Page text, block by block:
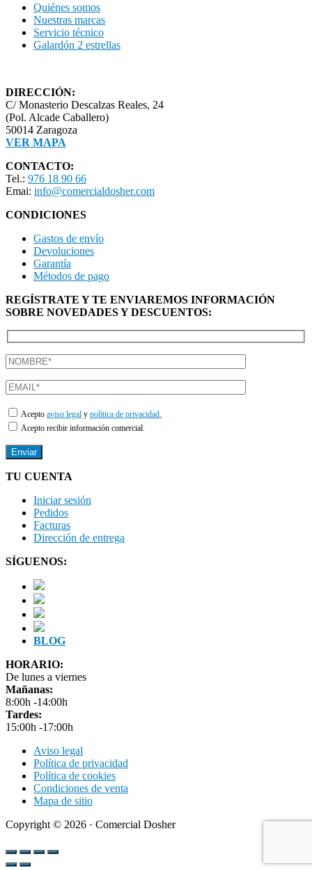
Quiénes somos
Nuestras marcas
Servicio técnico
Galardón 2 estrellas
DIRECCIÓN:
C/ Monasterio Descalzas Reales, 24
(Pol. Alcade Caballero)
50014 Zaragoza
VER MAPA
CONTACTO:
Tel.: 976 18 90 66
Emai: info@comercialdosher.com
CONDICIONES
Gastos de envío
Devoluciones
Garantía
Métodos de pago
REGÍSTRATE Y TE ENVIAREMOS INFORMACIÓN
SOBRE NOVEDADES Y DESCUENTOS:
Acepto aviso legal y política de privacidad.
Acepto recibir información comercial.
TU CUENTA
Iniciar sesión
Pedidos
Facturas
Dirección de entrega
SÍGUENOS:
BLOG
HORARIO:
De lunes a viernes
Mañanas:
8:00h -14:00h
Tardes:
15:00h -17:00h
Aviso legal
Política de privacidad
Política de cookies
Condiciones de venta
Mapa de sitio
Copyright © 2026 · Comercial Dosher